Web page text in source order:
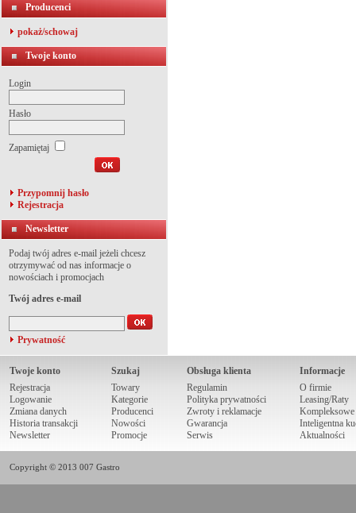
Producenci
pokaż/schowaj
Twoje konto
Login
Hasło
Zapamiętaj
Przypomnij hasło
Rejestracja
Newsletter
Podaj twój adres e-mail jeżeli chcesz
otrzymywać od nas informacje o
nowościach i promocjach
Twój adres e-mail
Prywatność
Twoje konto
Rejestracja
Logowanie
Zmiana danych
Historia transakcji
Newsletter
Szukaj
Towary
Kategorie
Producenci
Nowości
Promocje
Obsługa klienta
Regulamin
Polityka prywatności
Zwroty i reklamacje
Gwarancja
Serwis
Informacje
O firmie
Leasing/Raty
Kompleksowe
Inteligentna
Aktualności
Copyright © 2013 007 Gastro